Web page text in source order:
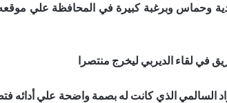
وحماس وبرغبة كبيرة في المحافظة علي موقعه
في لقاء الديربي ليخرج منتصرا
السالمي الذي كانت له بصمة واضحة علي أدائه
ضد الهلال